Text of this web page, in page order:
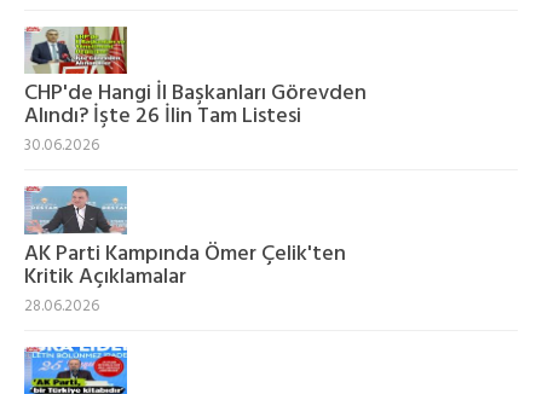
CHP'de Hangi İl Başkanları Görevden
Alındı? İşte 26 İlin Tam Listesi
30.06.2026
AK Parti Kampında Ömer Çelik'ten
Kritik Açıklamalar
28.06.2026